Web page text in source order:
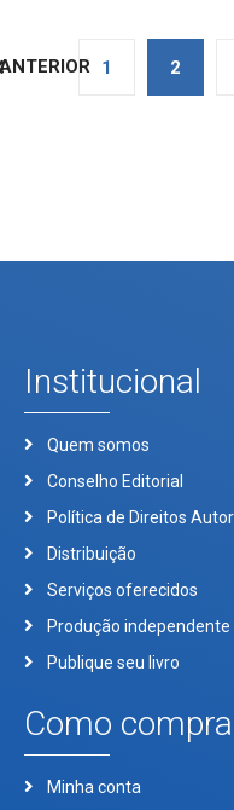
ANTERIOR 1 2
Institucional
Quem somos
Conselho Editorial
Política de Direitos
Distribuição
Serviços oferecidos
Produção independente
Publique seu livro
Como
Minha conta